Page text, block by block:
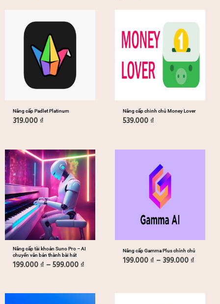
Nâng cấp Padlet Platinum
319.000 ₫
Nâng cấp chinh chủ Money Lover
539.000 ₫
Nâng cấp tài khoản Suno Pro – AI
chuyển văn bản thành bài hát
199.000 ₫ –599.000 ₫
Khoảng
giá:
từ
599.000 ₫
Nâng cấp Gamma Plus chính chủ
199.000 ₫ – 399.000 ₫
Khoảng
Khoảng Khoảng